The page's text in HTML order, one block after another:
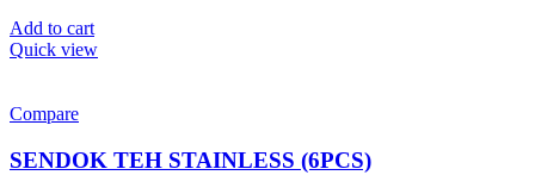
Add to cart
Quick view
Compare
SENDOK TEH STAINLESS (6PCS)